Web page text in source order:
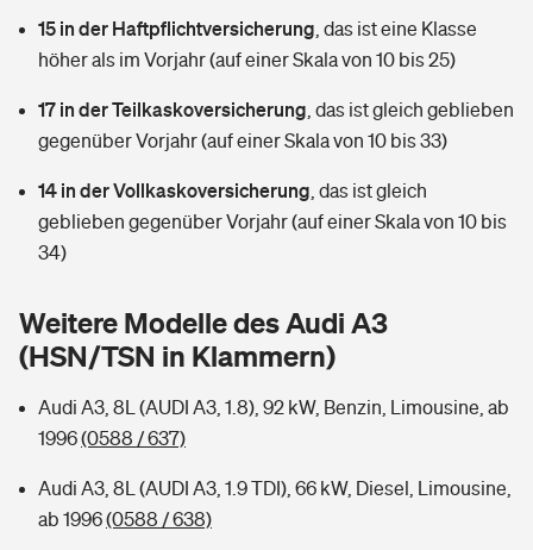
Wer versichert was: Jetzt Versicherer finden
Sie haben Fragen?
Mietkautionsversicherung
Restkreditversicherung
Zur Übersicht
Hochwasser-Check: Wie gefährdet ist Ihr Haus?
Wer versichert was: Jetzt Versicherer finden
Sie haben Fragen?
Kinderinvalidität
Reiseversicherung
Pferdehalter-Haftpflicht
Private Cyberversicherung
Musikinstrumentenversicherung
Zur Übersicht
Tierkrankenversicherung
Wer versichert was: Jetzt Versicherer finden
Sie haben Fragen?
Rentenrechner: Wie viel Geld bekomme ich im Alter?
15 in der Haftpflichtversicherung das ist eine Klasse
höher als im Vorjahr (auf einer Skala von 10 bis 25)
17 in der Teilkaskoversicherung das ist gleich geblieben
gegenüber Vorjahr (auf einer Skala von 10 bis 33)
14 in der Vollkaskoversicherung das ist gleich
geblieben gegenüber Vorjahr (auf einer Skala von 10 bis
34)
Weitere Modelle des Audi A3
(HSN/TSN in Klammern)
Audi A3, 8L (AUDI A3, 1.8), 92 kW, Benzin, Limousine, ab
1996(0588 / 637)
Audi A3, 8L (AUDI A3, 1.9 TDI), 66 kW, Diesel, Limousine,
ab 1996(0588 / 638)